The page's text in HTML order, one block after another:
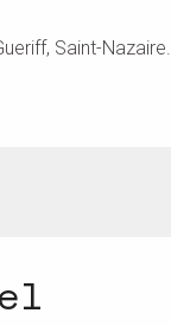
Saint-Nazaire.